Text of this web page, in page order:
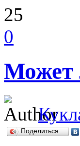
25
0
Может
Поделиться…